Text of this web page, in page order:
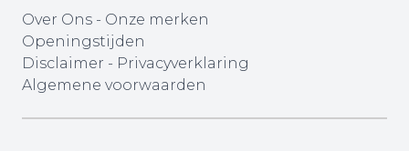
Over Ons - Onze merken
Openingstijden
Disclaimer - Privacyverklaring
Algemene voorwaarden